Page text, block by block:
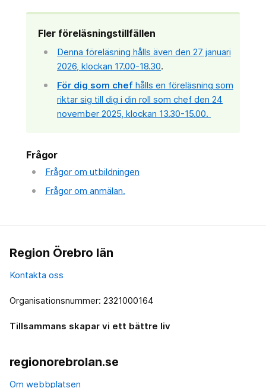
Fler föreläsningstillfällen
Denna föreläsning hålls även den 27 januari
2026, klockan 17.00-18.30.
För dig som chef hålls en föreläsning som
riktar sig till dig i din roll som chef den 24
november 2025, klockan 13.30-15.00.
Frågor
Frågor om utbildningen
Frågor om anmälan.
Region Örebro län
Kontakta oss
Organisationsnummer: 2321000164
Tillsammans skapar vi ett bättre liv
regionorebrolan.se
Om webbplatsen